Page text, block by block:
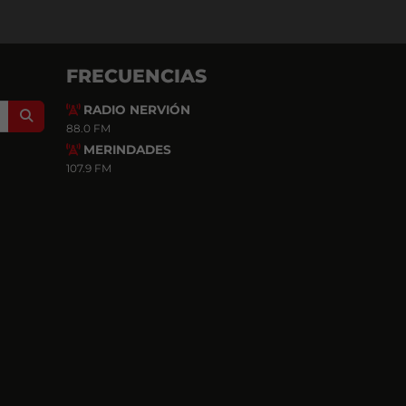
Search
FRECUENCIAS
RADIO NERVIÓN
88.0 FM
MERINDADES
107.9 FM